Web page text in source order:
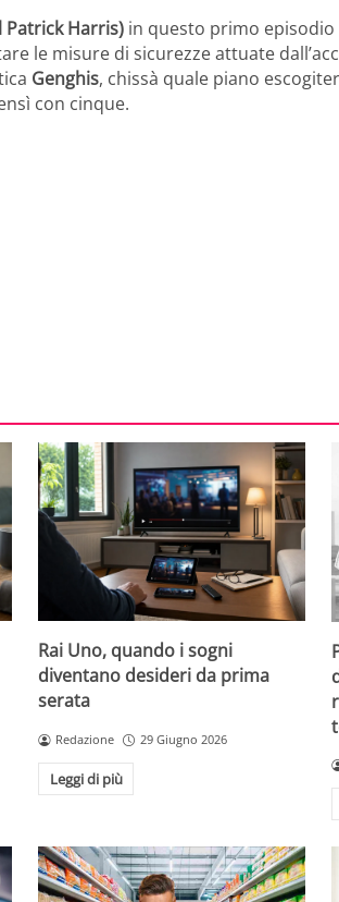
Patrick Harris) in questo primo episodio
le misure di sicurezze attuate
Genghis, chissà quale piano
con cinque.
Rai Uno, quando i sogni
diventano desideri da prima
serata
Redazione 29 Giugno 2026
Leggi di più